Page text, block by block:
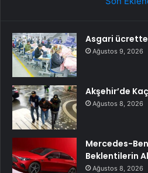
Asgari
Ağustos 9, 2026
Akşehir’de
Ağustos 8, 2026
Mercedes-
Beklentilerin
Ağustos 8, 2026